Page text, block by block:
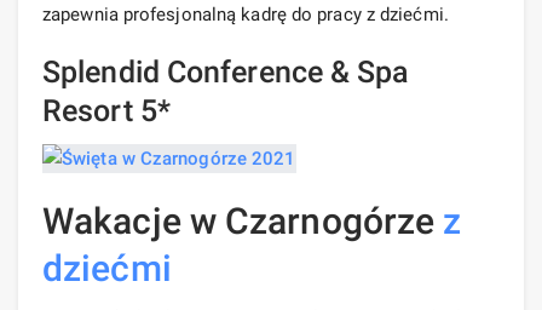
zapewnia profesjonalną kadrę do pracy z dziećmi.
Splendid Conference & Spa
Resort 5*
Wakacje w Czarnogórze z
dziećmi